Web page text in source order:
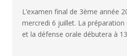
L’examen final de 3ème année
mercredi 6 juillet. La
et la défense orale débutera à